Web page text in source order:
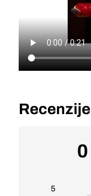
Recenzije
0
5